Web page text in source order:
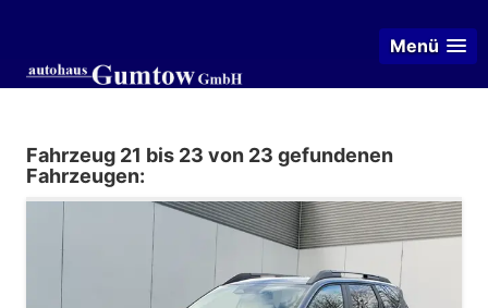
Menü
Fahrzeug 21 bis 23 von 23 gefundenen
Fahrzeugen: